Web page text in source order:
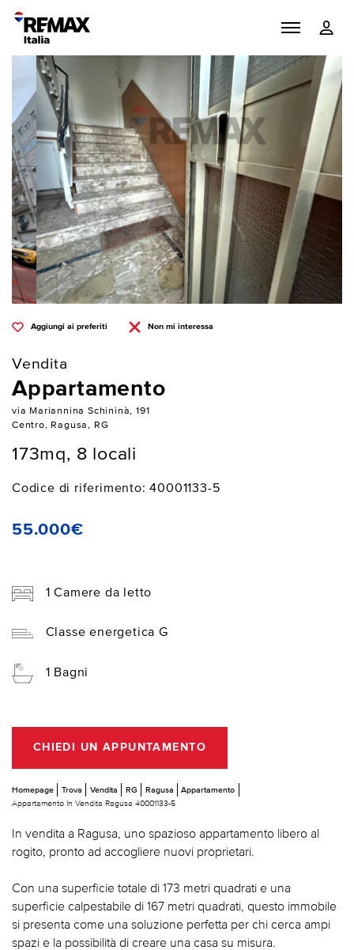
Aggiungi ai preferiti Non mi interessa
Vendita
Appartamento
via Mariannina Schininà, 191
Centro, Ragusa, RG
173mq, 8 locali
Codice di riferimento: 40001133-5
55.000€
1 Camere da letto
Classe energetica G
1 Bagni
CHIEDI UN APPUNTAMENTO
Homepage Trova Vendita RG Ragusa
Appartamento
Appartamento In Vendita Ragusa 40001133-5
In vendita a Ragusa, uno spazioso appartamento libero al
rogito, pronto ad accogliere nuovi proprietari.
Con una superficie totale di 173 metri quadrati e una
superficie calpestabile di 167 metri quadrati, questo immobile
si presenta come una soluzione perfetta per chi cerca ampi
spazi e la possibilità di creare una casa su misura.